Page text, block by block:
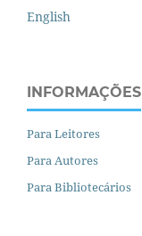
English
INFORMAÇÕES
Para Leitores
Para Autores
Para Bibliotecários